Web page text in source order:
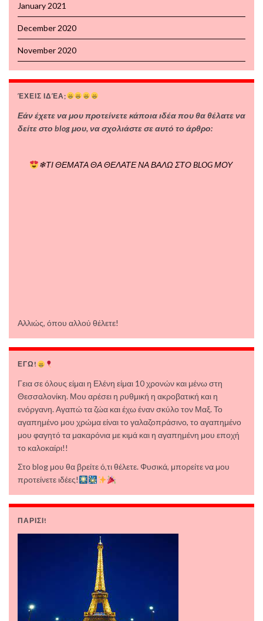
January 2021
December 2020
November 2020
ΈΧΕΙΣ ΙΔΈΑ;
Εάν έχετε να μου προτείνετε κάποια ιδέα που θα θέλατε να
δείτε στο blog μου, να σχολιάστε σε αυτό το άρθρο:
❄ΤΙ ΘΕΜΑΤΑ ΘΑ ΘΕΛΑΤΕ ΝΑ ΒΑΛΩ ΣΤΟ BLOG ΜΟΥ
Αλλιώς, όπου αλλού θέλετε!
ΕΓΩ!
Γεια σε όλους είμαι η Ελένη είμαι 10 χρονών και μένω στη
Θεσσαλονίκη. Μου αρέσει η ρυθμική η ακροβατική και η
ενόργανη. Αγαπώ τα ζώα και έχω έναν σκύλο τον Μαξ. Το
αγαπημένο μου χρώμα είναι το γαλαζοπράσινο, το αγαπημένο
μου φαγητό τα μακαρόνια με κιμά και η αγαπημένη μου εποχή
το καλοκαίρι!!
Στο blog μου θα βρείτε ό,τι θέλετε. Φυσικά, μπορείτε να μου
προτείνετε ιδέες!
ΠΑΡΙΣΙ!